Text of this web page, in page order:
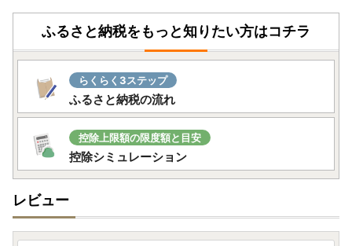
ふるさと納税をもっと知りたい方はコチラ
らくらく3ステップ
ふるさと納税の流れ
控除上限額の限度額と目安
控除シミュレーション
レビュー